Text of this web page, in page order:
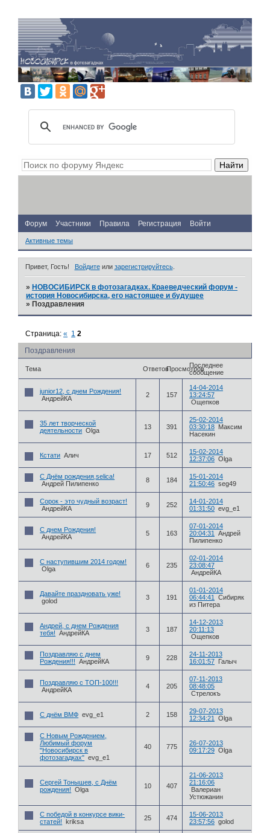
Форум Участники Правила Регистрация Войти
Активные темы
Привет, Гость! Войдитеили зарегистрируйтесь.
» НОВОСИБИРСК в фотозагадках. Краеведческий форум -
история Новосибирска, его настоящее и будущее
» Поздравления
Поздравления
Страница:« 1 2
Тема ОтветовПросмотровПоследнее
сообщение
junior12, с днем Рождения!
АндрейКА
2 157
14-04-2014
13:24:57
Ощепков
35 лет творческой
деятельности Olga 13 391
25-02-2014
03:30:18 Максим
Насекин
Кстати Алич 17 512
15-02-2014
12:37:06 Olga
С Днём рождения,selica!
Андрей Пилипенко
8 184
15-01-2014
21:50:46 seg49
Сорок - это чудный возраст!
АндрейКА
9 252
14-01-2014
01:31:50 evg_e1
C днем Рождения!
АндрейКА
5 163
07-01-2014
20:04:31
Андрей
Пилипенко
С наступившим 2014 годом!
Olga
6 235
02-01-2014
23:08:47
АндрейКА
Давайте праздновать уже!
golod
3 191
01-01-2014
06:44:41
Сибиряк
из Питера
Андрей, с днем Рождения
тебя!
АндрейКА 3 187
14-12-2013
20:11:13
Ощепков
Поздравляю с днем
Рождения!!!
АндрейКА 9 228
24-11-2013
16:01:57 Галыч
Поздравляю с ТОП-100!!!
АндрейКА
4 205
07-11-2013
08:48:05
Стрелокъ
С днём ВМФ evg_e1 2 158
29-07-2013
12:34:21
Olga
С Новым Рождением,
Любимый форум
"Новосибирск в
фотозагадках" evg_e1
40 775
26-07-2013
09:17:29 Olga
Сергей Тонышев, с Днём
рождения!
Olga 10 407
21-06-2013
21:16:06
Валериан
Устюжанин
С победой в конкурсе вики-
статей!
kriksa 25 474
15-06-2013
23:57:56 golod